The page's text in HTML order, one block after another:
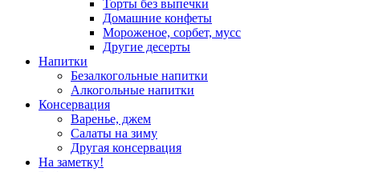
Торты без выпечки
Домашние конфеты
Мороженое, сорбет, мусс
Другие десерты
Напитки
Безалкогольные напитки
Алкогольные напитки
Консервация
Варенье, джем
Салаты на зиму
Другая консервация
На заметку!